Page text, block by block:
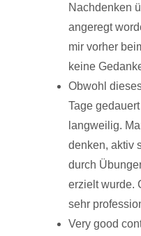
Nachdenken
angeregt
mir vorher
keine
Obwohl
Tage
langweilig.
denken, aktiv
durch
erzielt wurde.
sehr
Very good